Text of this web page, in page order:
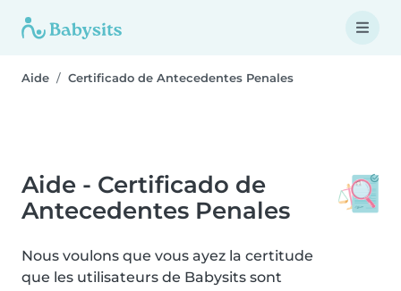
Aide Certificado de Antecedentes Penales
Aide - Certificado de
Antecedentes Penales
Nous voulons que vous ayez la certitude
que les utilisateurs de Babysits sont